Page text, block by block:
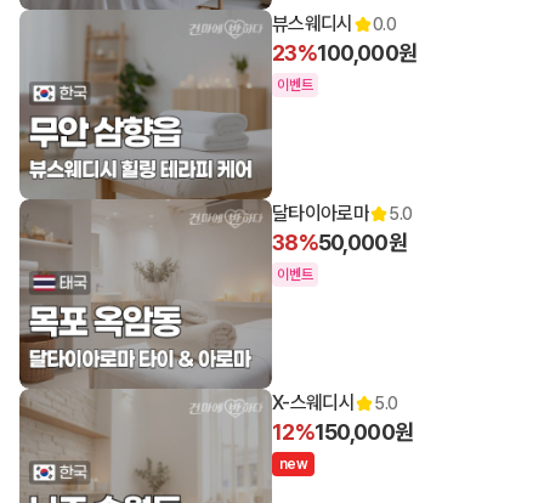
뷰스웨디시 0.0
23%100,000원
이벤트
달타이아로마 5.0
38%50,000원
이벤트
X-스웨디시 5.0
12%150,000원
new